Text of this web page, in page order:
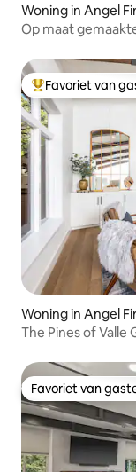
Woning in Angel
Op maat
Topfavoriet van
Favoriet van
Woning in Angel
The Pines of Valle
Favoriet van
Favoriet van